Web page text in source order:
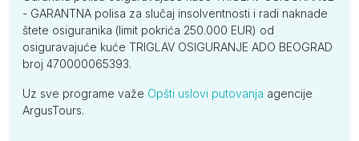
- GARANTNA polisa za slučaj insolventnosti i radi naknade
štete osiguranika (limit pokrića 250.000 EUR) od
osiguravajuće kuće TRIGLAV OSIGURANJE ADO BEOGRAD
broj 470000065393.
Uz sve programe važe Opšti uslovi putovanja agencije
ArgusTours.